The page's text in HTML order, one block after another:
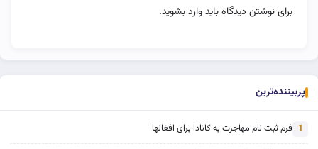
برای نوشتن دیدگاه بایدوارد بشوید.
پربیننده‌ترین
1 فرم ثبت نام مهاجرت به کانادا برای افغانها